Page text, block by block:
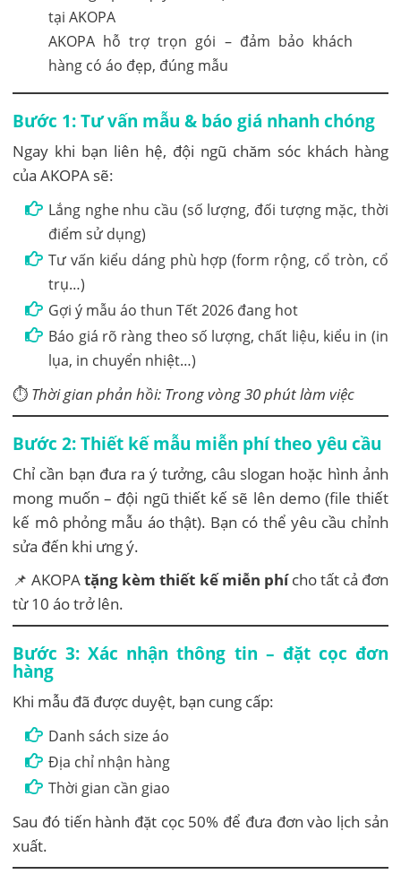
AKOPA hỗ trợ trọn gói – đảm bảo khách
hàng có áo đẹp, đúng mẫu
Bước 1: Tư vấn mẫu & báo giá nhanh chóng
Ngay khi bạn liên hệ, đội ngũ chăm sóc khách hàng
của AKOPA sẽ:
Lắng nghe nhu cầu (số lượng, đối tượng mặc, thời
điểm sử dụng)
Tư vấn kiểu dáng phù hợp (form rộng, cổ tròn, cổ
trụ…)
Gợi ý mẫu áo thun Tết 2026 đang hot
Báo giá rõ ràng theo số lượng, chất liệu, kiểu in (in
lụa, in chuyển nhiệt…)
⏱️ Thời gian phản hồi: Trong vòng 30 phút làm việc
Bước 2: Thiết kế mẫu miễn phí theo yêu cầu
Chỉ cần bạn đưa ra ý tưởng, câu slogan hoặc hình ảnh
mong muốn – đội ngũ thiết kế sẽ lên demo (file thiết
kế mô phỏng mẫu áo thật). Bạn có thể yêu cầu chỉnh
sửa đến khi ưng ý.
📌 AKOPAtặng kèm thiết kế miễn phícho tất cả đơn
từ 10 áo trở lên.
Bước 3: Xác nhận thông tin – đặt cọc đơn
hàng
Khi mẫu đã được duyệt, bạn cung cấp:
Danh sách size áo
Địa chỉ nhận hàng
Thời gian cần giao
Sau đó tiến hành đặt cọc 50% để đưa đơn vào lịch sản
xuất.